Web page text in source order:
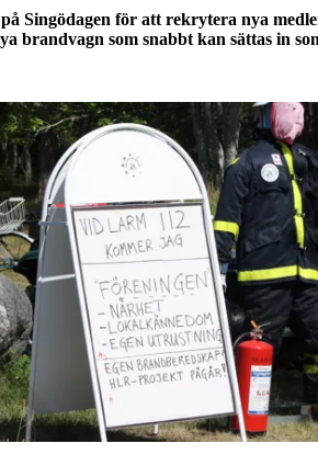
Singödagen för att rekrytera nya
brandvagn som snabbt kan sättas in